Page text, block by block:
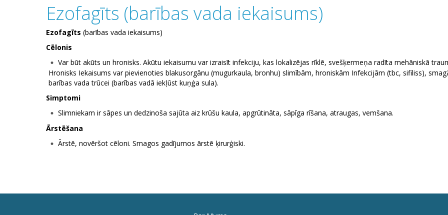
Ezofagīts (barības vada iekaisums)
Ezofagīts (barības vada iekaisums)
Cēlonis
Var būt akūts un hronisks. Akūtu iekaisumu var izraisīt infekciju, kas lokalizējas rīklē, svešķermeņa radīta mehāniskā
Hronisks Iekaisums var pievienoties blakusorgānu (mugurkaula, bronhu) slimībām, hroniskām Infekcijām (tbc, sifiliss),
barības vada trūcei (barības vadā iekļūst kuņģa sula).
Simptomi
Slimniekam ir sāpes un dedzinoša sajūta aiz krūšu kaula, apgrūtināta, sāpīga rīšana, atraugas, vemšana.
Ārstēšana
Ārstē, novēršot cēloni. Smagos gadījumos ārstē ķirurģiski.